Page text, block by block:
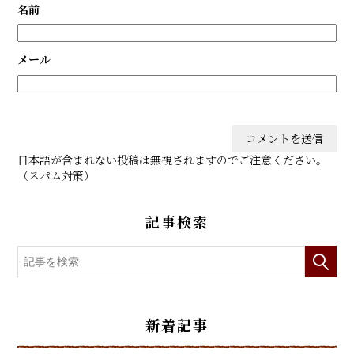
名前
メール
日本語が含まれない投稿は無視されますのでご注意ください。
（スパム対策）
記事検索
新着記事